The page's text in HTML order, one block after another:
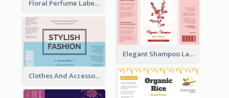
Floral Perfume Label
Elegant Shampoo Label
Clothes And Accessories Label